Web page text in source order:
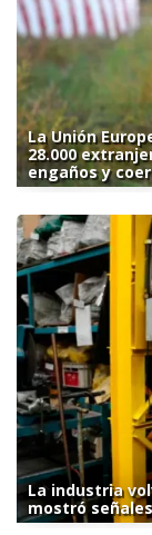
La Unión
28.000
engaños y
La industria
mostró